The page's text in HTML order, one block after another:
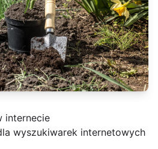
internecie
wyszukiwarek internetowych